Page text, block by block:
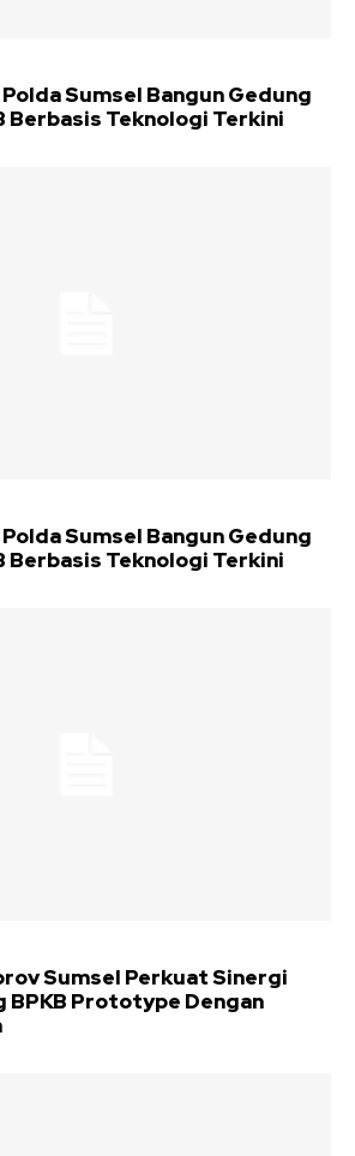
Sumsel Bangun Gedung
Berbasis Teknologi Terkini
Sumsel Bangun Gedung
Berbasis Teknologi Terkini
Sumsel Perkuat Sinergi
BPKB Prototype Dengan